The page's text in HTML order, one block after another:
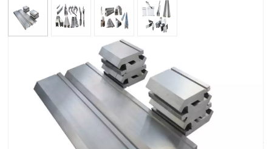
tekan acuan perkakas brek
MAKLUMAT PRODUK